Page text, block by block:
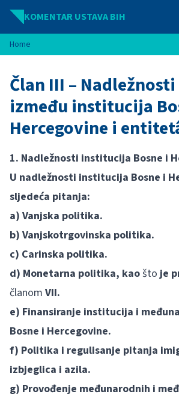
Idi na sadržaj
KOMENTAR USTAVA BIH
Home
Član III –
između institucija
Hercegovine i
1. Nadležnosti institucija Bosne i
U nadležnosti institucija Bosne i
sljedeća pitanja:
a) Vanjska politika.
b) Vanjskotrgovinska politika.
c) Carinska politika.
d) Monetarna politika, kaoštoje
članom VII.
e) Finansiranje institucija i
Bosne i Hercegovine.
f) Politika i regulisanje pitanja
izbjeglica i azila.
g) Provođenje međunarodnih i